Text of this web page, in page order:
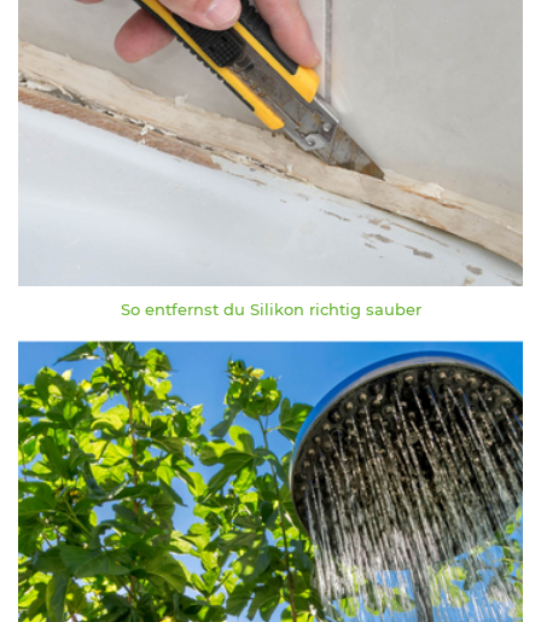
So entfernst du Silikon richtig sauber